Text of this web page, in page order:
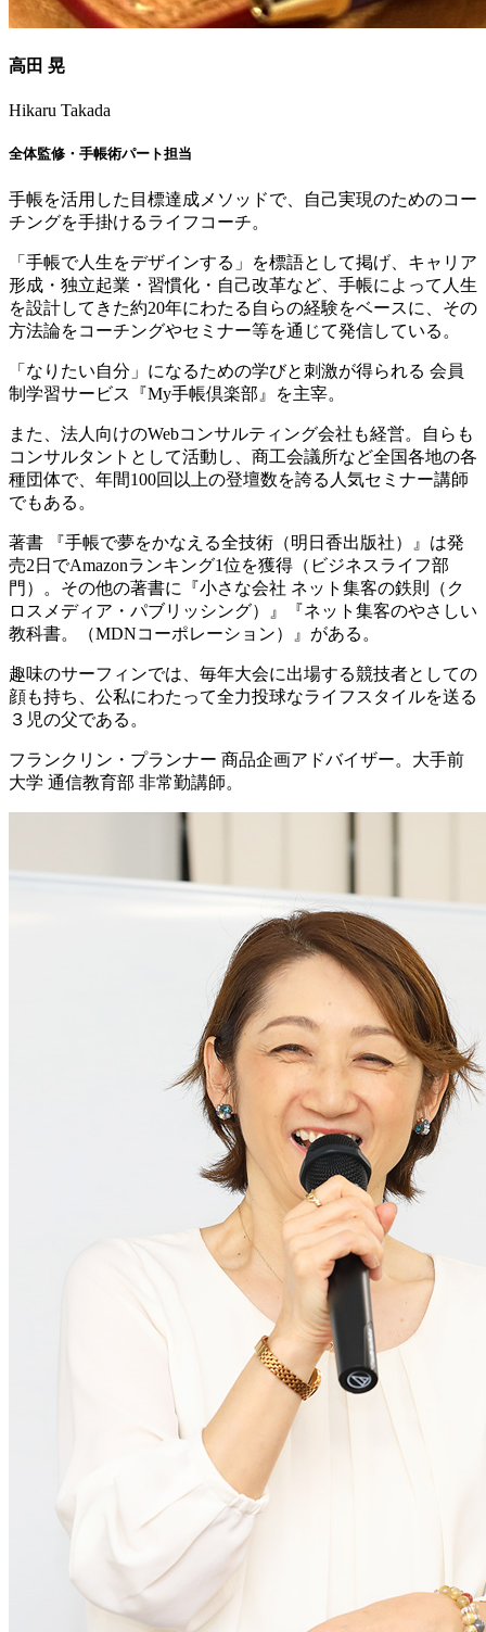
高田 晃
Hikaru Takada
全体監修・手帳術パート担当
手帳を活用した目標達成メソッドで、自己実現のためのコー
チングを手掛けるライフコーチ。
「手帳で人生をデザインする」を標語として掲げ、キャリア
形成・独立起業・習慣化・自己改革など、手帳によって人生
を設計してきた約20年にわたる自らの経験をベースに、その
方法論をコーチングやセミナー等を通じて発信している。
「なりたい自分」になるための学びと刺激が得られる 会員
制学習サービス『My手帳倶楽部』を主宰。
また、法人向けのWebコンサルティング会社も経営。自らも
コンサルタントとして活動し、商工会議所など全国各地の各
種団体で、年間100回以上の登壇数を誇る人気セミナー講師
でもある。
著書 『手帳で夢をかなえる全技術（明日香出版社）』は発
売2日でAmazonランキング1位を獲得（ビジネスライフ部
門）。その他の著書に『小さな会社 ネット集客の鉄則（ク
ロスメディア・パブリッシング）』『ネット集客のやさしい
教科書。（MDNコーポレーション）』がある。
趣味のサーフィンでは、毎年大会に出場する競技者としての
顔も持ち、公私にわたって全力投球なライフスタイルを送る
３児の父である。
フランクリン・プランナー 商品企画アドバイザー。大手前
大学 通信教育部 非常勤講師。